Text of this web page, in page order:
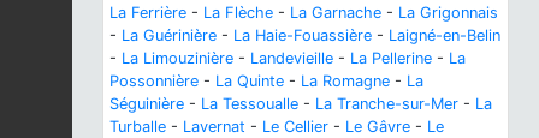
La Ferrière - La Flèche - La Garnache - La Grigonnais
- La Guérinière - La Haie-Fouassière - Laigné-en-Belin
- La Limouzinière - Landevieille - La Pellerine - La
Possonnière - La Quinte - La Romagne - La
Séguinière - La Tessoualle - La Tranche-sur-Mer - La
Turballe - Lavernat - Le Cellier - Le Gâvre - Le